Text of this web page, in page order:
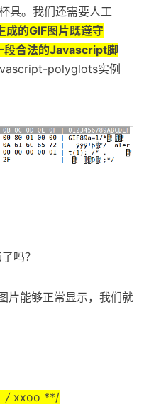
具。我们还需要人工
成的GIF图片既遵守
段合法的Javascript脚
polyglots实例
吗？
片能够正常显示，我们就
/xxoo **/